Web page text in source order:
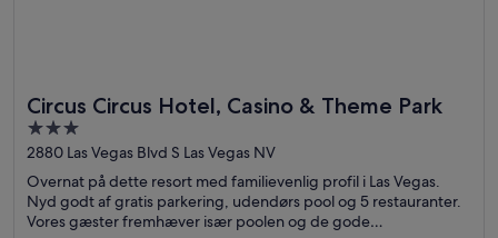
Circus Circus Hotel, Casino & Theme Park
3
out
of
5
2880 Las Vegas Blvd S Las Vegas NV
Overnat på dette resort med familievenlig profil i Las Vegas.
Nyd godt af gratis parkering, udendørs pool og 5 restauranter.
Vores gæster fremhæver især poolen og de gode